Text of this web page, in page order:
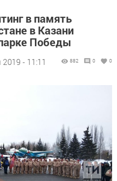
в память
в Казани
Победы
- 11:11 882 0 0